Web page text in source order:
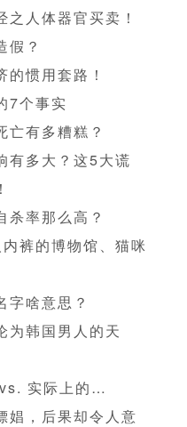
人体器官买卖！
假？
惯用套路！
7个事实
亡有多糟糕？
有多大？这5大谎
杀率那么高？
裤的博物馆、猫咪
字啥意思？
为韩国男人的天
实际上的…
娼，后果却令人意